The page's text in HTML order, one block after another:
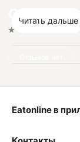
Читать дальше
Eatonline в